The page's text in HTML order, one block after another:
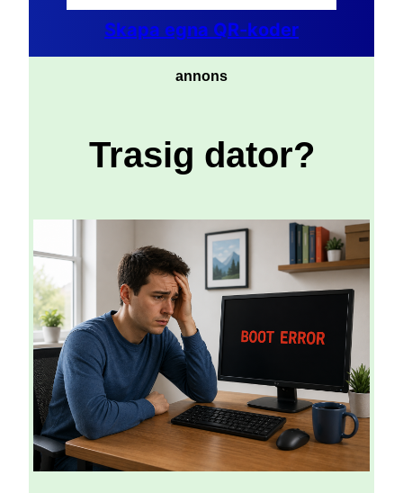
Skapa egna QR-koder
annons
Trasig dator?